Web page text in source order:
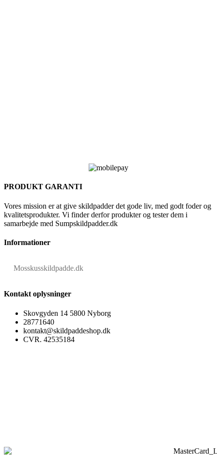
PRODUKT GARANTI
Vores mission er at give skildpadder det gode liv, med godt foder og
kvalitetsprodukter. Vi finder derfor produkter og tester dem i
samarbejde med Sumpskildpadder.dk
Informationer
Mosskusskildpadde.dk
Kontakt oplysninger
Skovgyden 14 5800 Nyborg
28771640
kontakt@skildpaddeshop.dk
CVR. 42535184